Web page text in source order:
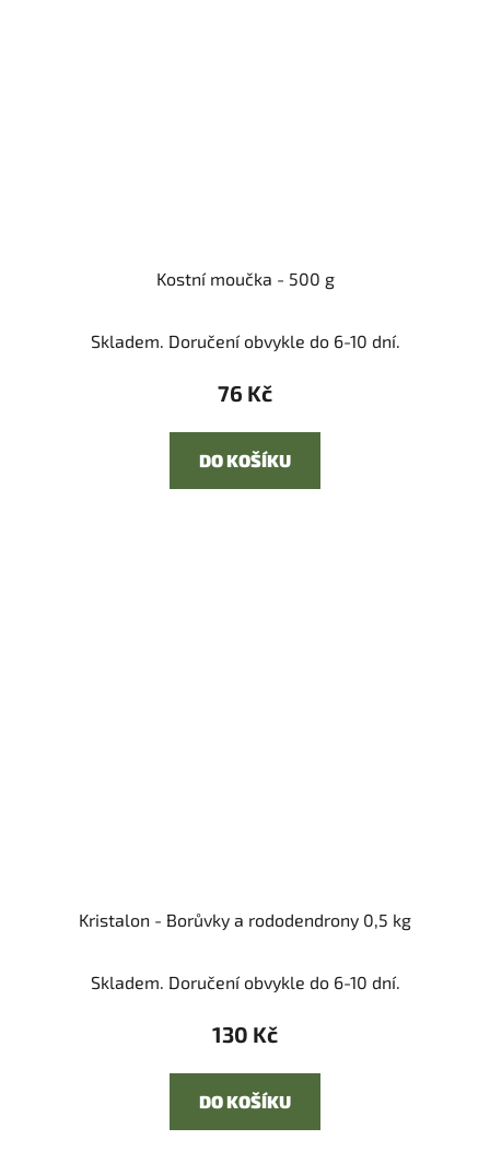
Kostní moučka - 500 g
Skladem. Doručení obvykle do 6-10 dní.
76 Kč
DO KOŠÍKU
Kristalon - Borůvky a rododendrony 0,5 kg
Skladem. Doručení obvykle do 6-10 dní.
130 Kč
DO KOŠÍKU